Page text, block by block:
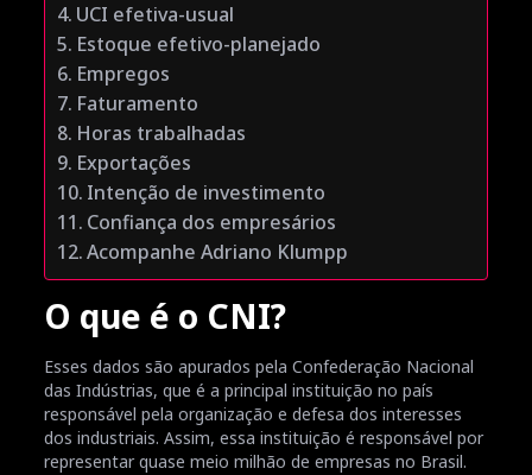
UCI efetiva-usual
Estoque efetivo-planejado
Empregos
Faturamento
Horas trabalhadas
Exportações
Intenção de investimento
Confiança dos empresários
Acompanhe Adriano Klumpp
O que é o CNI?
Esses dados são apurados pela Confederação Nacional
das Indústrias, que é a principal instituição no país
responsável pela organização e defesa dos interesses
dos industriais. Assim, essa instituição é responsável por
representar quase meio milhão de empresas no Brasil.